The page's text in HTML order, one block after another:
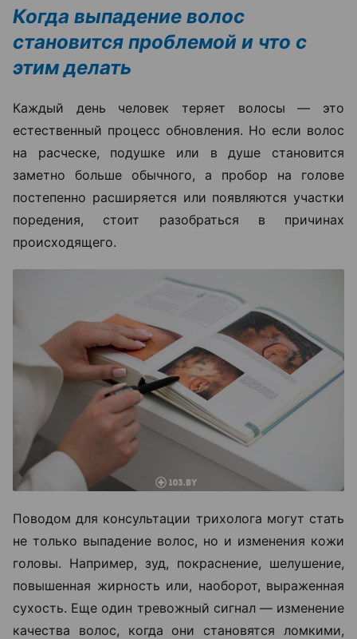
Когда выпадение волос
становится проблемой и что с
этим делать
Каждый день человек теряет волосы — это
естественный процесс обновления. Но если волос
на расческе, подушке или в душе становится
заметно больше обычного, а пробор на голове
постепенно расширяется или появляются участки
поредения, стоит разобраться в причинах
происходящего.
Поводом для консультации трихолога могут стать
не только выпадение волос, но и изменения кожи
головы. Например, зуд, покраснение, шелушение,
повышенная жирность или, наоборот, выраженная
сухость. Еще один тревожный сигнал — изменение
качества волос, когда они становятся ломкими,